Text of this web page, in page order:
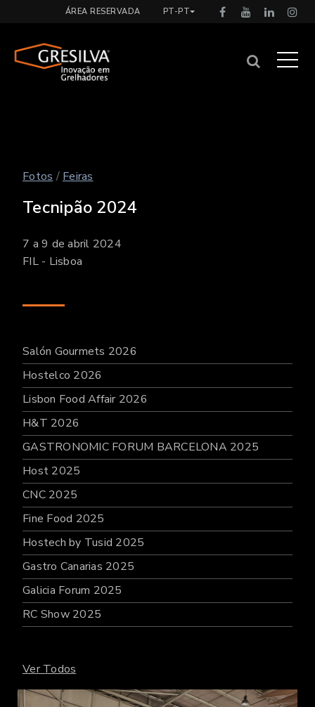
ÁREA RESERVADA PT-PT
Fotos / Feiras
Tecnipão 2024
7 a 9 de abril 2024
FIL - Lisboa
Salón Gourmets 2026
Hostelco 2026
Lisbon Food Affair 2026
H&T 2026
GASTRONOMIC FORUM BARCELONA 2025
Host 2025
CNC 2025
Fine Food 2025
Hostech by Tusid 2025
Gastro Canarias 2025
Galicia Forum 2025
RC Show 2025
Ver Todos